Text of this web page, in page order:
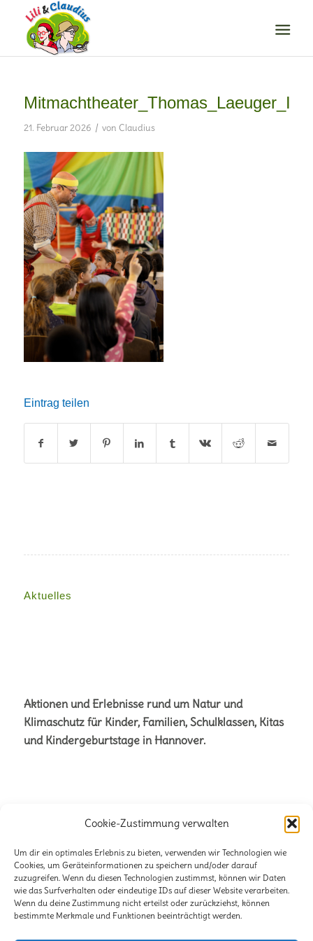
Cookie-Zustimmung verwalten
Um dir ein optimales Erlebnis zu bieten, verwenden wir Technologien wie
Cookies, um Geräteinformationen zu speichern und/oder darauf
zuzugreifen. Wenn du diesen Technologien zustimmst, können wir Daten
wie das Surfverhalten oder eindeutige IDs auf dieser Website verarbeiten.
Wenn du deine Zustimmung nicht erteilst oder zurückziehst, können
bestimmte Merkmale und Funktionen beeinträchtigt werden.
21. Februar 2026 / von Claudius
Eintrag teilen
Aktuelles
Aktionen und Erlebnisse rund um Natur und
Klimaschutz für Kinder, Familien, Schulklassen, Kitas
und Kindergeburtstage in Hannover.
Verena + Volker Stahnke GbR
Stöckener Str. 125
30419 Hannover